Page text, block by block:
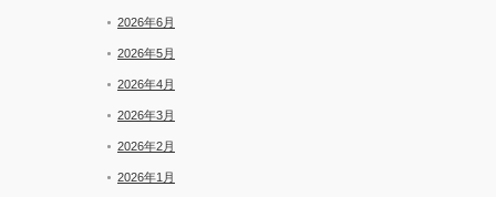
2026年6月
2026年5月
2026年4月
2026年3月
2026年2月
2026年1月